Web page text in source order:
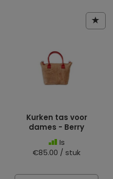
Kurken tas voor
dames - Berry
Is
€85.00 / stuk